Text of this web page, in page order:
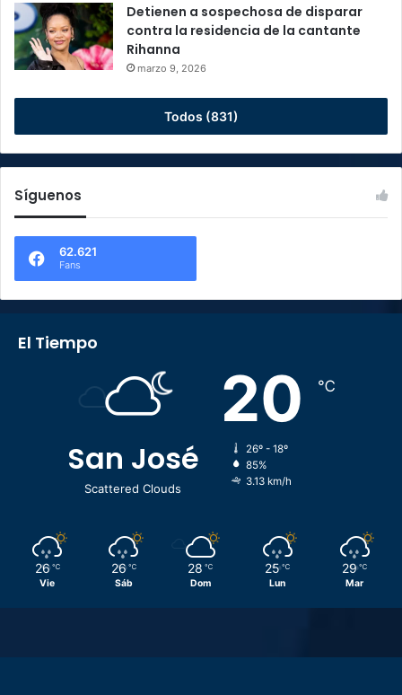
Detienen a sospechosa de disparar
contra la residencia de la cantante
Rihanna
marzo 9, 2026
Todos (831)
Síguenos
62.621
Fans
El Tiempo
San José
Scattered Clouds
20 ℃
26º - 18º
85%
3.13 km/h
26 ℃
Vie
26 ℃
Sáb
28 ℃
Dom
25 ℃
Lun
29 ℃
Mar